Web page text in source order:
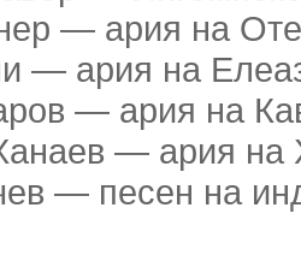
— ария на
— ария на
— ария на
— ария на
— песен на